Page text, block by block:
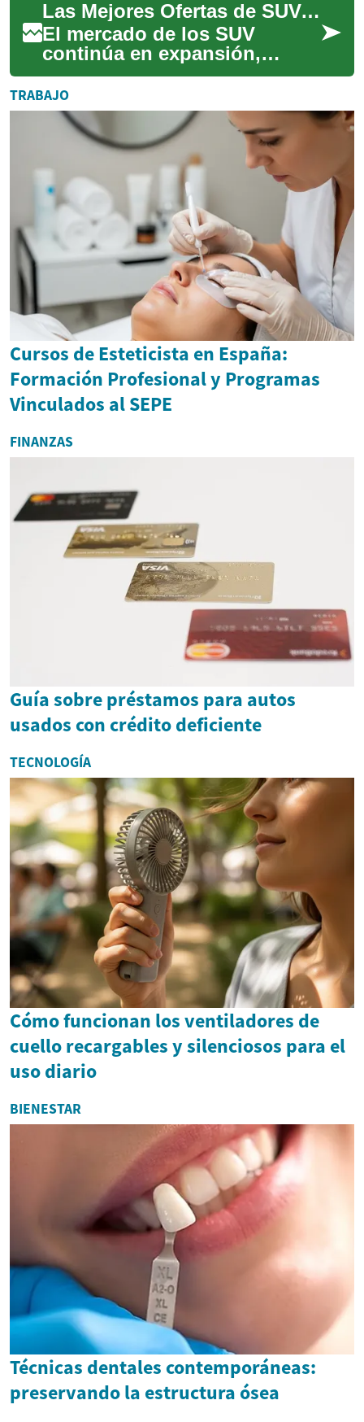
maniobrabilidad propia de
un...
Las Mejores Ofertas de SUV: Guía Completa para Compradores Inteligentes
El mercado de los SUV
continúa en expansión,
ofreciendo una amplia gama
de opciones para todos los
presupuestos y nec...
TRABAJO
Cursos de Esteticista en España:
Formación Profesional y Programas
Vinculados al SEPE
FINANZAS
Guía sobre préstamos para autos
usados con crédito deficiente
TECNOLOGÍA
Cómo funcionan los ventiladores de
cuello recargables y silenciosos para el
uso diario
BIENESTAR
Técnicas dentales contemporáneas:
preservando la estructura ósea